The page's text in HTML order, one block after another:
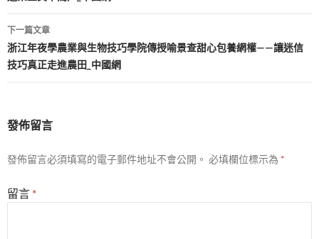
導
覽
下一篇文章
浙江年夜學農業與生物技巧學院傳授喻景查甜心包養網權——讓迷信
技巧真正走進農田_中國網
發佈留言
發佈留言必須填寫的電子郵件地址不會公開。 必填欄位標示為 *
留言 *